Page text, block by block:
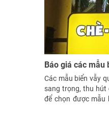
Báo giá các mẫu
Các mẫu biển vẫy
sang trọng, thu hút
để chọn được mẫu